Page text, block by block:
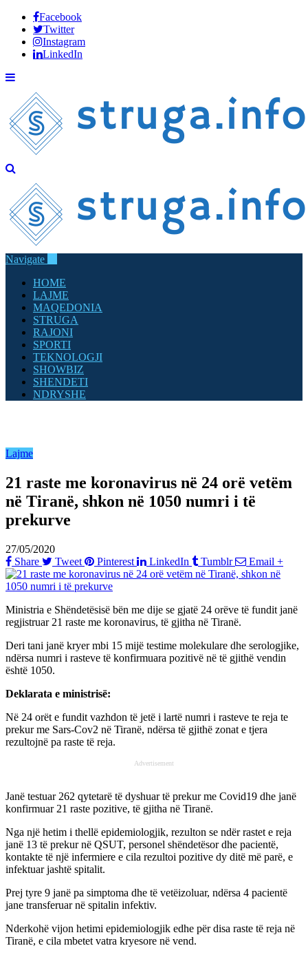
Facebook
Twitter
Instagram
LinkedIn
Navigate
HOME
LAJME
MAQEDONIA
STRUGA
RAJONI
SPORTI
TEKNOLOGJI
SHOWBIZ
SHENDETI
NDRYSHE
Lajme
21 raste me koronavirus në 24 orë vetëm
në Tiranë, shkon në 1050 numri i të
prekurve
27/05/2020
Share
Tweet Pinterest LinkedIn Tumblr Email +
Ministria e Shëndetësisë bën me dije se gjatë 24 orëve të fundit janë
regjistruar 21 raste me koronavirus, të gjitha në Tiranë.
Deri tani janë kryer mbi 15 mijë testime molekulare dhe serologjike,
ndërsa numri i rasteve të konfirmuara pozitivë në të gjithë vendin
është 1050.
Deklarata e ministrisë:
Në 24 orët e fundit vazhdon të jetë i lartë numri i rasteve te reja te
prekur me Sars-Cov2 në Tiranë, ndërsa të gjithë zonat e tjera
rezultojnë pa raste të reja.
Advertisement
Janë testuar 262 qytetarë të dyshuar të prekur me Covid19 dhe janë
konfirmuar 21 raste pozitive, të gjitha në Tiranë.
Nga një hetim i thellë epidemiologjik, rezulton se ndër rastet e reja
janë 13 të prekur në QSUT, personel shëndetësor dhe pacientë,
kontakte të një infermiere e cila rezultoi pozitive dy ditë më parë, e
infektuar jashtë spitalit.
Prej tyre 9 janë pa simptoma dhe të vetëizoluar, ndërsa 4 pacientë
jane transferuar në spitalin infektiv.
Nderkohë vijon hetimi epidemiologjik edhe për disa raste të reja në
Tiranë, e cila mbetet vatra kryesore në vend.